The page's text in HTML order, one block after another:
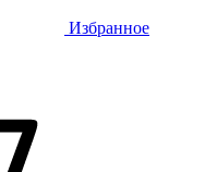
Избранное